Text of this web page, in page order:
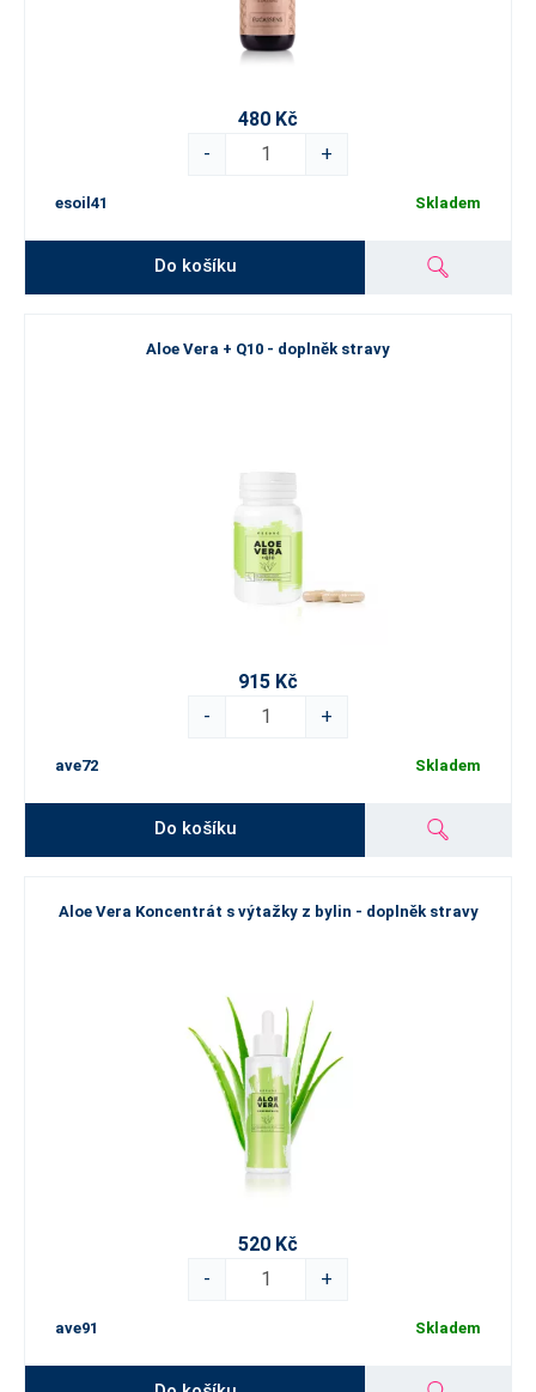
480 Kč
-
+
esoil41 Skladem
Do košíku
Aloe Vera + Q10 - doplněk stravy
915 Kč
-
+
ave72 Skladem
Do košíku
Aloe Vera Koncentrát s výtažky z bylin - doplněk stravy
520 Kč
-
+
ave91 Skladem